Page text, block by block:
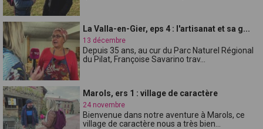
La Valla-en-Gier, eps 4 : l'artisanat et sa g...
13 décembre
Depuis 35 ans, au cur du Parc Naturel Régional
du Pilat, Françoise Savarino trav...
Marols, ers 1 : village de caractère
24 novembre
Bienvenue dans notre aventure à Marols, ce
village de caractère nous a très bien...